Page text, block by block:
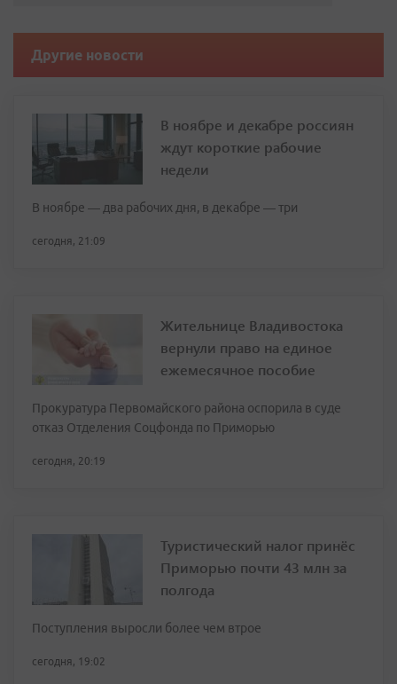
Другие новости
В ноябре и декабре россиян
ждут короткие рабочие
недели
В ноябре — два рабочих дня, в декабре — три
сегодня, 21:09
Жительнице Владивостока
вернули право на единое
ежемесячное пособие
Прокуратура Первомайского района оспорила в суде
отказ Отделения Соцфонда по Приморью
сегодня, 20:19
Туристический налог принёс
Приморью почти 43 млн за
полгода
Поступления выросли более чем втрое
сегодня, 19:02